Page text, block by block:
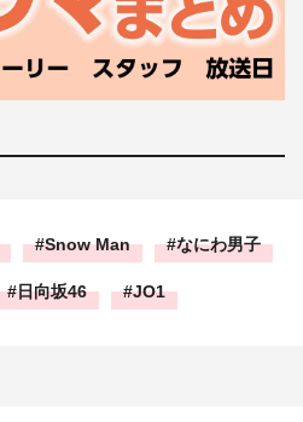
Snow Man なにわ男子
日向坂46 JO1